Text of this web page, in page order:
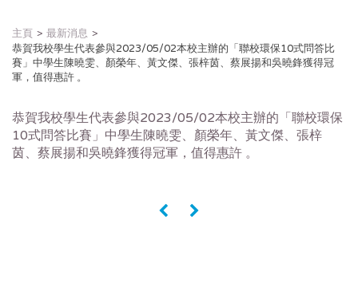
主頁
最新消息
恭賀我校學生代表參與2023/05/02本校主辦的「聯校環保10式問答比
賽」中學生陳曉雯、顏榮年、黃文傑、張梓茵、蔡展揚和吳曉鋒獲得冠
軍，值得惠許 。
恭賀我校學生代表參與2023/05/02本校主辦的「聯校環保
10式問答比賽」中學生陳曉雯、顏榮年、黃文傑、張梓
茵、蔡展揚和吳曉鋒獲得冠軍，值得惠許 。
« »